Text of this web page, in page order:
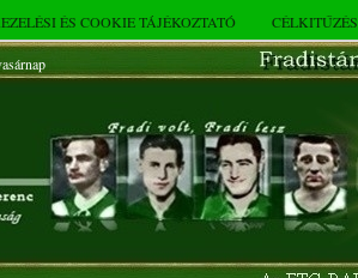
ÉS COOKIE TÁJÉKOZTATÓ